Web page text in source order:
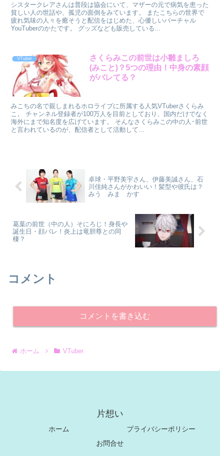
シスタークレアさんは普段は協会にいて、マザーの元で病気を患った
貧しい人の世話や、孤児の面倒をみています。 またこちらの世界で
疲れ気味の人々を癒そうと配信をはじめた、心優しいバーチャル
YouTuberのかたです。 グッズなども販売している...
VTuber
さくらみこの前世は小雛ましろ
(みこと)？5つの理由！中身の素顔
がバレてる？
みこちの名で親しまれるホロライブに所属する人気VTuberさくらみ
こ。 チャンネル登録者が100万人を目前としており、国内だけでなく
海外にまで知名度を広げています。 そんなさくらみこの中の人･前世
と言われているのが、配信者として活動して...
卓球・平野美宇さん、伊藤美誠さん、石
川佳純さんがかわいい！髪型や彼氏は？
みう みま かす
葛葉の前世（中の人）そにろじ！身長や
誕生日・顔バレ！炎上は竜胆尊との同
棲？
コメント
コメントを書き込む
ホーム VTuber
片想い
ホーム
プライバシーポリシー
お問合せ